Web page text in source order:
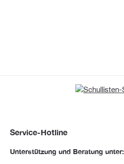
Service-Hotline
Unterstützung und Beratung unter: